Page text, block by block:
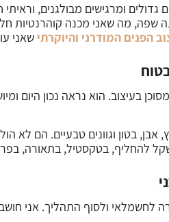
ומרגישים מבולגנים,
מה שאני מכנה קוהרנטיות
הפנים המודרני והיוקרתי שאני
בעיצוב. הוא נראה נכון היום
אבן, בטון וגוונים טבעיים. הם לא
להחליף, בטקסטיל, בתאורה,
לחשמלאי ולסוף התהליך. אני